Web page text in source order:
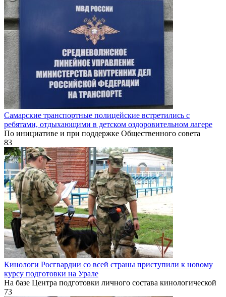
Самарские транспортные полицейские встретились с
ребятами, отдыхающими в детском оздоровительном лагере
По инициативе и при поддержке Общественного совета
83
Кинологи Росгвардии со всей страны приступили к новому
курсу подготовки на Урале
На базе Центра подготовки личного состава кинологической
73